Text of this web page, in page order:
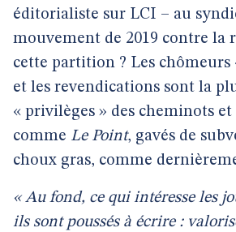
éditorialiste sur LCI – au
mouvement de 2019 contre la
cette partition ? Les
et les revendications sont la
« privilèges » des cheminots
comme Le Point, gavés de
choux gras, comme
« Au fond, ce qui intéresse les
ils sont poussés à écrire :